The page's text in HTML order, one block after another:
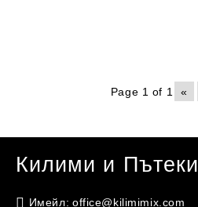
Page 1 of 1 «
Килими и Пътеки
Имейл: office@kilimimix.com